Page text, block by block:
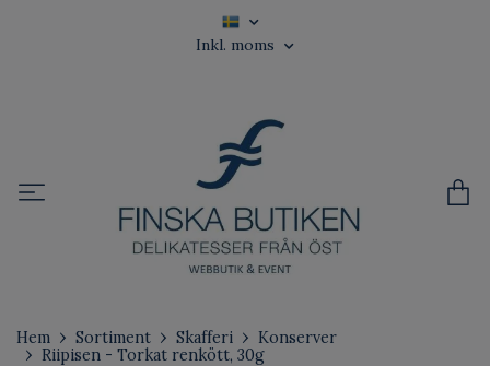
Inkl. moms
Hem Sortiment Skafferi
Konserver
Riipisen - Torkat renkött, 30g